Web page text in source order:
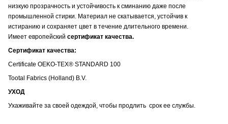
низкую прозрачность и устойчивость к сминанию даже после
промышленной стирки. Материал не скатывается, устойчив к
истиранию и сохраняет цвет в течение длительного времени.
Имеет европейский сертификат качества.
Сертификат качества:
Certificate OEKO-TEX® STANDARD 100
Tootal Fabrics (Holland) B.V.
УХОД
Ухаживайте за своей одеждой, чтобы продлить срок ее службы.